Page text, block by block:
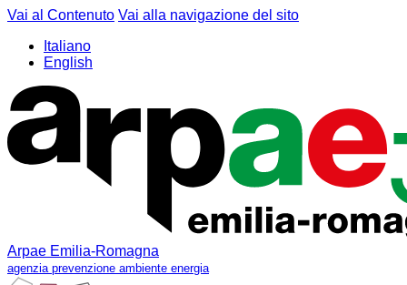
Vai al Contenuto Vai alla navigazione del sito
Italiano
English
Arpae Emilia-Romagna
agenzia prevenzione ambiente energia